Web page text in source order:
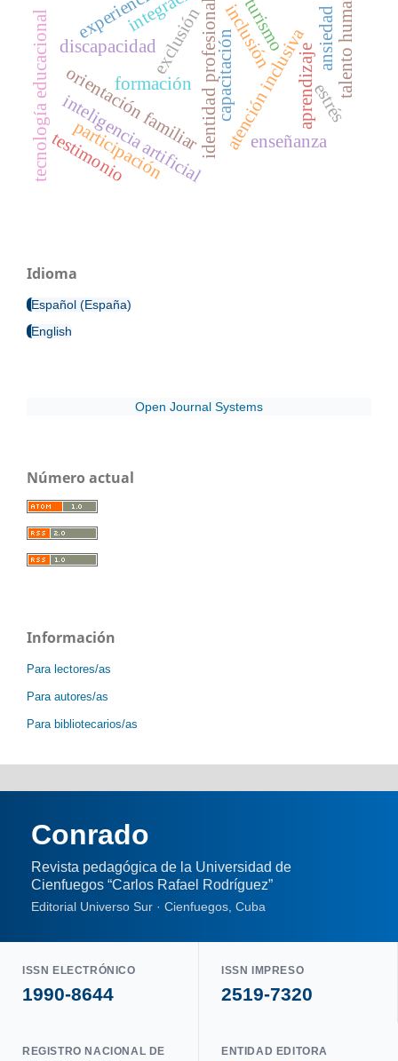
formación atención inclusiva
identidad profesional enseñanza
aprendizaje
inclusión
exclusión
discapacidad capacitación
inteligencia artificial
tecnología educacional estrés
ansiedad
orientación familiar
turismo
participación
talento humano
testimonio
Idioma
Español (España)
English
Open Journal Systems
Número actual
Información
Para lectores/as
Para autores/as
Para bibliotecarios/as
Conrado
Revista pedagógica de la Universidad de
Cienfuegos “Carlos Rafael Rodríguez”
Editorial Universo Sur · Cienfuegos, Cuba
ISSN ELECTRÓNICO
1990-8644
ISSN IMPRESO
2519-7320
REGISTRO NACIONAL DE
ENTIDAD EDITORA